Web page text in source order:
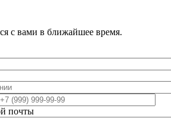
с вами в ближайшее время.
почты